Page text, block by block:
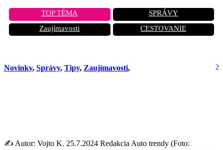
TOP TÉMA
SPRÁVY
Zaujímavosti
CESTOVANIE
Novinky, Správy, Tipy, Zaujímavosti, 2
✍️ Autor: Vojto K. 25.7.2024 Redakcia Auto trendy (Foto: